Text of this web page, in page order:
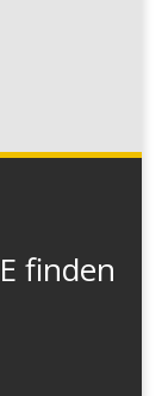
finden